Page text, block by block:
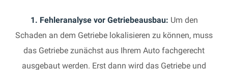
1. Fehleranalyse vor Getriebeausbau: Um den
Schaden an dem Getriebe lokalisieren zu können, muss
das Getriebe zunächst aus Ihrem Auto fachgerecht
ausgebaut werden. Erst dann wird das Getriebe und